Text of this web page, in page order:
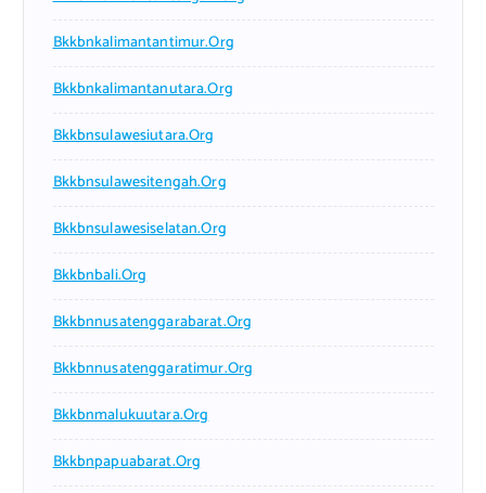
Bkkbnkalimantantimur.org
Bkkbnkalimantanutara.org
Bkkbnsulawesiutara.org
Bkkbnsulawesitengah.org
Bkkbnsulawesiselatan.org
Bkkbnbali.org
Bkkbnnusatenggarabarat.org
Bkkbnnusatenggaratimur.org
Bkkbnmalukuutara.org
Bkkbnpapuabarat.org